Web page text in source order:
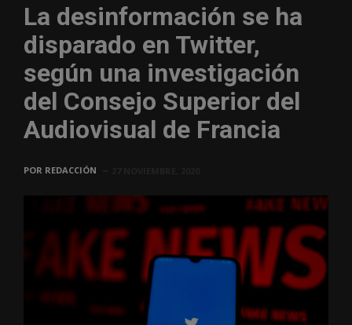
La desinformación se ha
disparado en Twitter,
según una investigación
del Consejo Superior del
Audiovisual de Francia
POR REDACCIÓN